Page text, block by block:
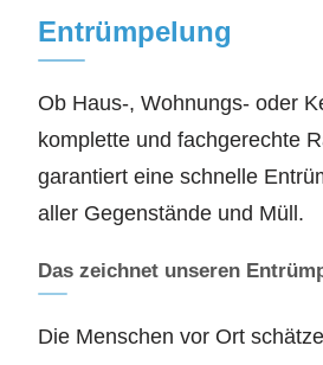
Entrümpelung
Ob Haus-, Wohnungs- oder
komplette und fachgerechte
garantiert eine schnelle
aller Gegenstände und Müll.
Das zeichnet unseren
Die Menschen vor Ort